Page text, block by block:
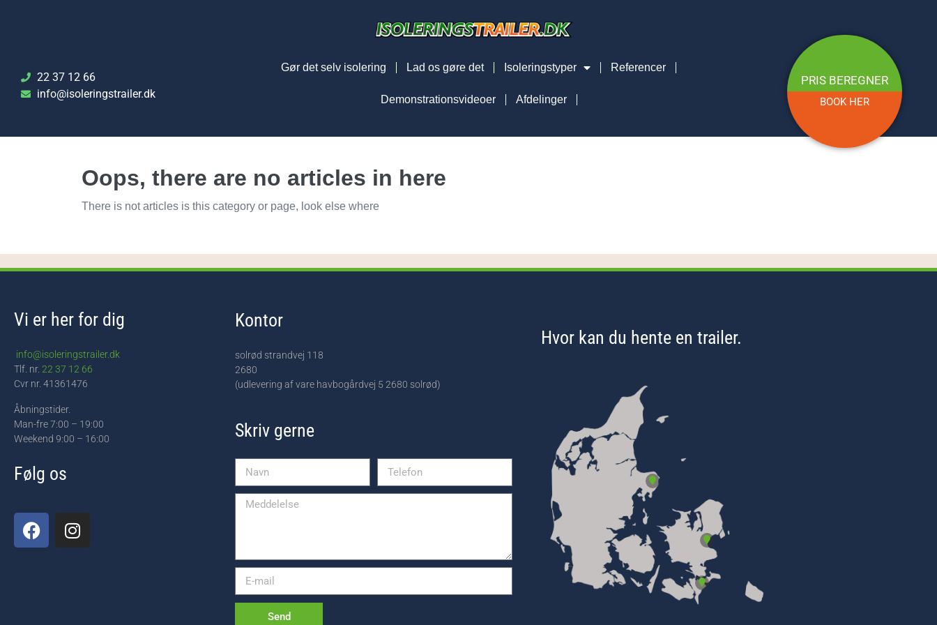
22 37 12 66
info@isoleringstrailer.dk
Gør det selv isolering Lad os gøre det Isoleringstyper Referencer
Demonstrationsvideoer Afdelinger
PRIS BEREGNER
BOOK HER
Oops, there are no articles in here
There is not articles is this category or page, look else where
Vi er her for dig
info@isoleringstrailer.dk
Tlf. nr. 22 37 12 66
Cvr nr. 41361476
Åbningstider.
Man-fre 7:00 – 19:00
Weekend 9:00 – 16:00
Følg os
Kontor
solrød strandvej 118
2680
(udlevering af vare havbogårdvej 5 2680 solrød)
Skriv gerne
Send
Hvor kan du hente en trailer.